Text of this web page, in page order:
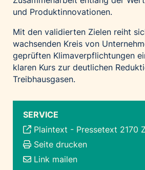
und Produktinnovationen.
Mit den validierten Zielen reiht
wachsenden Kreis von
geprüften Klimaverpflichtungen
klaren Kurs zur deutlichen
Treibhausgasen.
SERVICE
Plaintext - Pressetext 2170
Seite drucken
Link mailen